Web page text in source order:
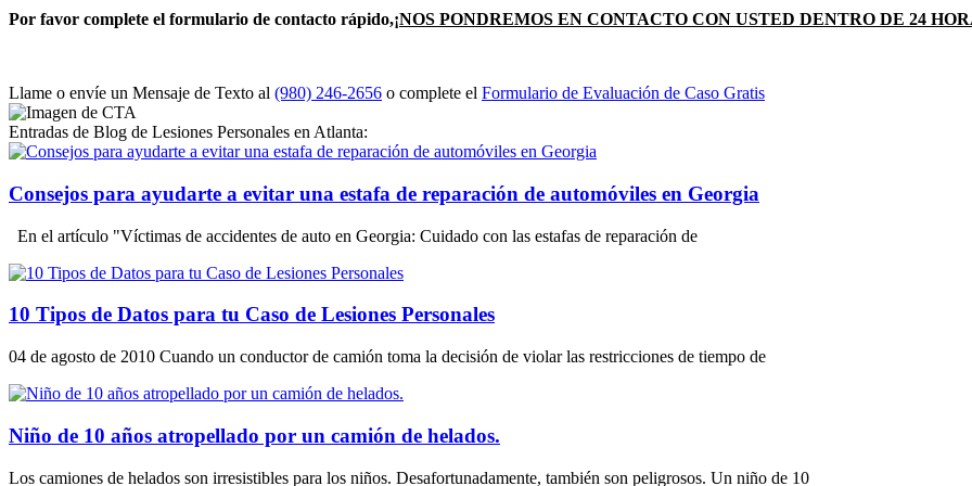
Por favor complete el formulario de contacto rápido,¡NOS PONDREMOS EN CONTACTO CON USTED DENTRO DE 24
Llame o envíe un Mensaje de Texto al (980) 246-2656 o complete el Formulario de Evaluación de Caso Gratis
Entradas de Blog de Lesiones Personales en Atlanta:
Consejos para ayudarte a evitar una estafa de reparación de automóviles en Georgia
En el artículo "Víctimas de accidentes de auto en Georgia: Cuidado con las estafas de reparación de
10 Tipos de Datos para tu Caso de Lesiones Personales
04 de agosto de 2010 Cuando un conductor de camión toma la decisión de violar las restricciones de tiempo de
Niño de 10 años atropellado por un camión de helados.
Los camiones de helados son irresistibles para los niños. Desafortunadamente, también son peligrosos. Un niño de 10